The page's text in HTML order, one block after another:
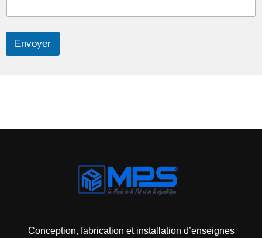
Envoyer
Conception, fabrication et installation d’enseignes